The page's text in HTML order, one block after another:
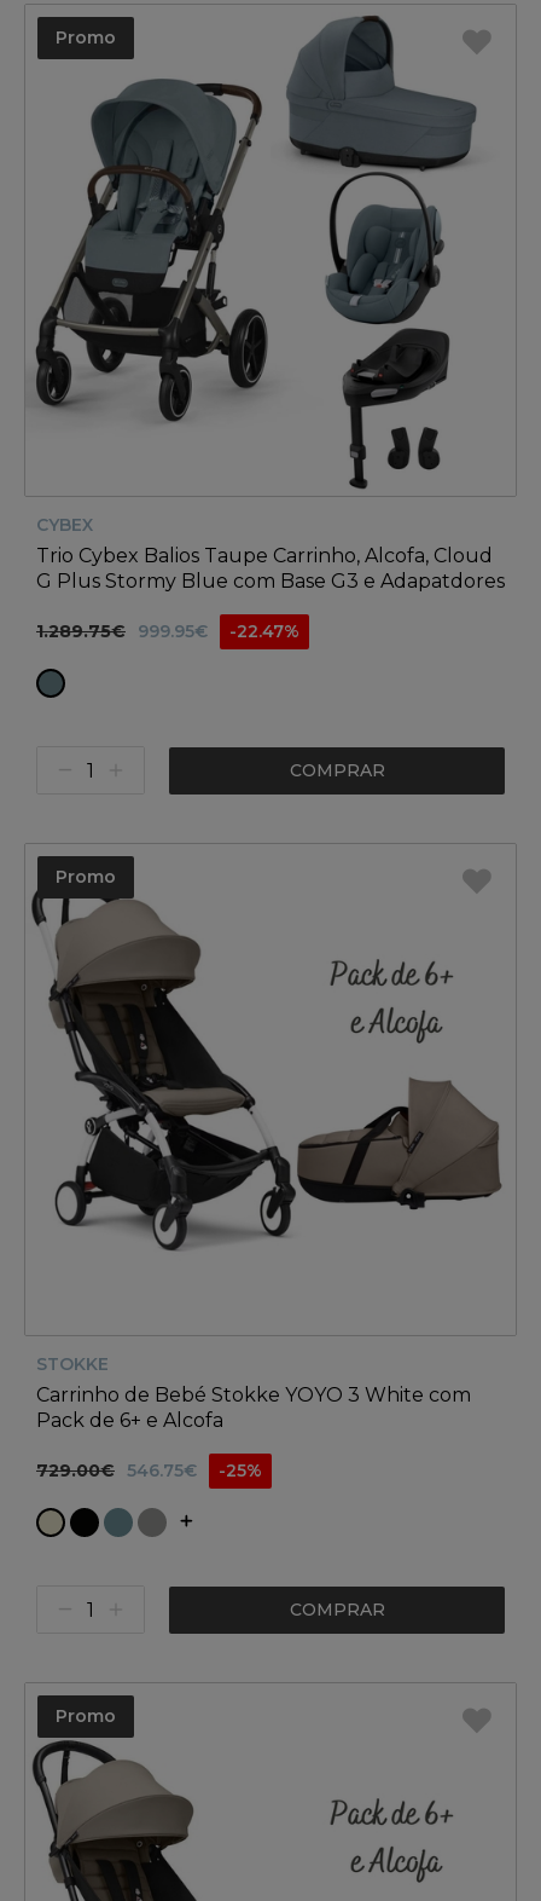
Promo
CYBEX
Trio Cybex Balios Taupe Carrinho, Alcofa, Cloud
G Plus Stormy Blue com Base G3 e Adapatdores
1.289.75€ 999.95€ -22.47%
COMPRAR
Promo
STOKKE
Carrinho de Bebé Stokke YOYO 3 White com
Pack de 6+ e Alcofa
729.00€ 546.75€ -25%
COMPRAR
Promo